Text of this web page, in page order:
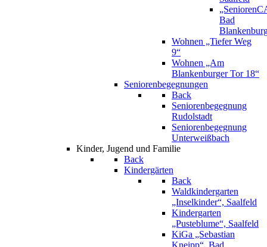
Bad
Wohnen „Tiefer Weg
9“
Wohnen „Am
Blankenburger Tor 18“
Seniorenbegegnungen
Back
Seniorenbegegnung
Rudolstadt
Seniorenbegegnung
Unterweißbach
Kinder, Jugend und Familie
Back
Kindergärten
Back
Waldkindergarten
„Inselkinder“, Saalfeld
Kindergarten
„Pusteblume“, Saalfeld
KiGa „Sebastian
Kneipp“, Bad